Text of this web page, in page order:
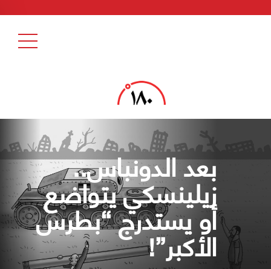
بعد الدونباس..
زيلينسكي يتواضع
أو يستدرج “بطرس
الأكبر”!